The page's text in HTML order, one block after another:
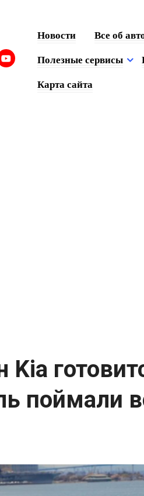
Новости Все об
Полезные сервисы
Карта сайта
поймали